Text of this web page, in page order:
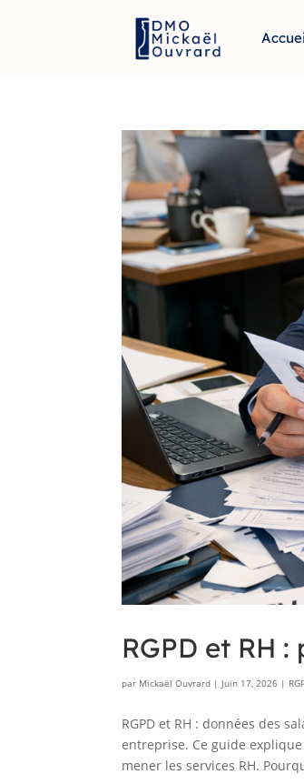
RGPD et RH
par Mickaël Ouvrard | Juin 17, 2026 |
RGPD et RH : données des
entreprise. Ce guide
mener les services RH.